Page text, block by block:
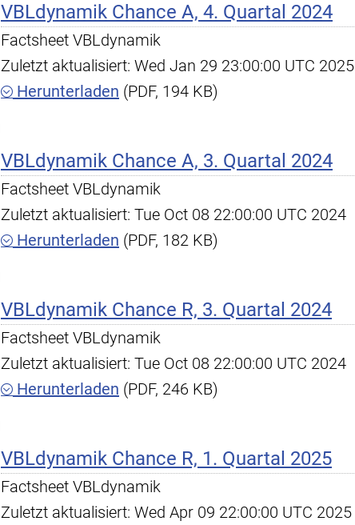
VBLdynamik Chance A, 4. Quartal 2024
Factsheet VBLdynamik
Zuletzt aktualisiert: Wed Jan 29 23:00:00 UTC 2025
Herunterladen (PDF, 194 KB)
VBLdynamik Chance A, 3. Quartal 2024
Factsheet VBLdynamik
Zuletzt aktualisiert: Tue Oct 08 22:00:00 UTC 2024
Herunterladen (PDF, 182 KB)
VBLdynamik Chance R, 3. Quartal 2024
Factsheet VBLdynamik
Zuletzt aktualisiert: Tue Oct 08 22:00:00 UTC 2024
Herunterladen (PDF, 246 KB)
VBLdynamik Chance R, 1. Quartal 2025
Factsheet VBLdynamik
Zuletzt aktualisiert: Wed Apr 09 22:00:00 UTC 2025